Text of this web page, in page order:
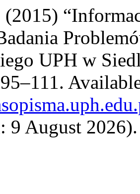
(2015)
UPH w
9 August 2026).